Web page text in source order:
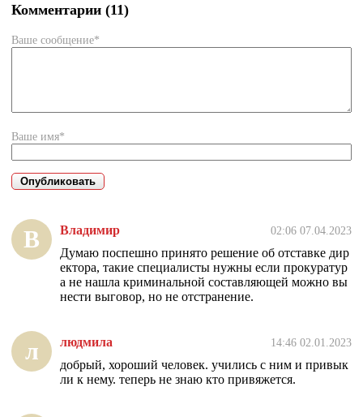
Комментарии (11)
Ваше сообщение*
Ваше имя*
В Владимир 02:06 07.04.2023
Думаю поспешно принято решение об отставке дир
ектора, такие специалисты нужны если прокуратур
а не нашла криминальной составляющей можно вы
нести выговор, но не отстранение.
л людмила 14:46 02.01.2023
добрый, хороший человек. учились с ним и привык
ли к нему. теперь не знаю кто привяжется.